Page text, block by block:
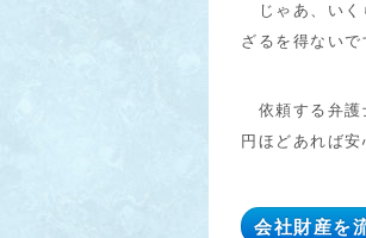
じゃあ、いく
ざるを得ないで
依頼する弁護
円ほどあれば安
会社財産を